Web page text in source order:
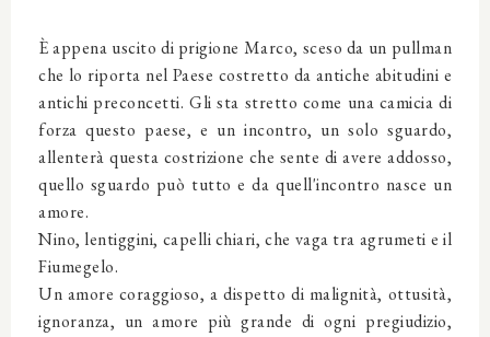
È appena uscito di prigione Marco, sceso da un pullman
che lo riporta nel Paese costretto da antiche abitudini e
antichi preconcetti. Gli sta stretto come una camicia di
forza questo paese, e un incontro, un solo sguardo,
allenterà questa costrizione che sente di avere addosso,
quello sguardo può tutto e da quell'incontro nasce un
amore.
Nino, lentiggini, capelli chiari, che vaga tra agrumeti e il
Fiumegelo.
Un amore coraggioso, a dispetto di malignità, ottusità,
ignoranza, un amore più grande di ogni pregiudizio,